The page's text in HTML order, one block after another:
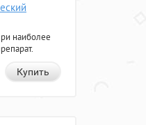
наиболее
Купить